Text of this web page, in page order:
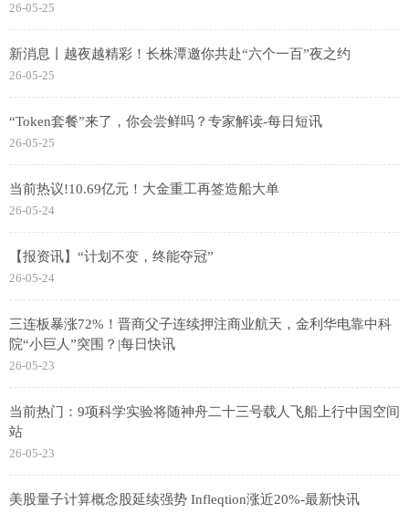
26-05-25
新消息丨越夜越精彩！长株潭邀你共赴“六个一百”夜之约
26-05-25
“Token套餐”来了，你会尝鲜吗？专家解读-每日短讯
26-05-25
当前热议!10.69亿元！大金重工再签造船大单
26-05-24
【报资讯】“计划不变，终能夺冠”
26-05-24
三连板暴涨72%！晋商父子连续押注商业航天，金利华电靠中科
院“小巨人”突围？|每日快讯
26-05-23
当前热门：9项科学实验将随神舟二十三号载人飞船上行中国空间
站
26-05-23
美股量子计算概念股延续强势 Infleqtion涨近20%-最新快讯